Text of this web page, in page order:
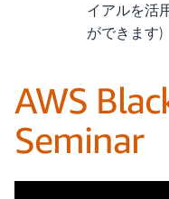
イアルを活
ができます)
AWS
Seminar